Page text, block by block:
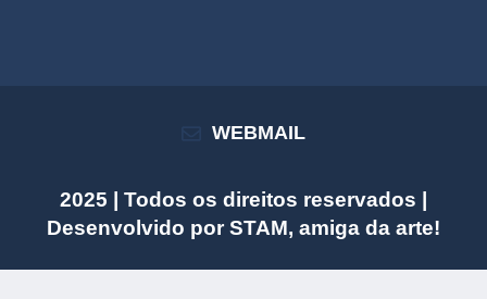
WEBMAIL
2025 | Todos os direitos reservados |
Desenvolvido porSTAM, amiga da arte!